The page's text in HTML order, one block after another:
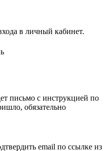
в личный кабинет.
письмо с инструкцией по
обязательно
email по ссылке из